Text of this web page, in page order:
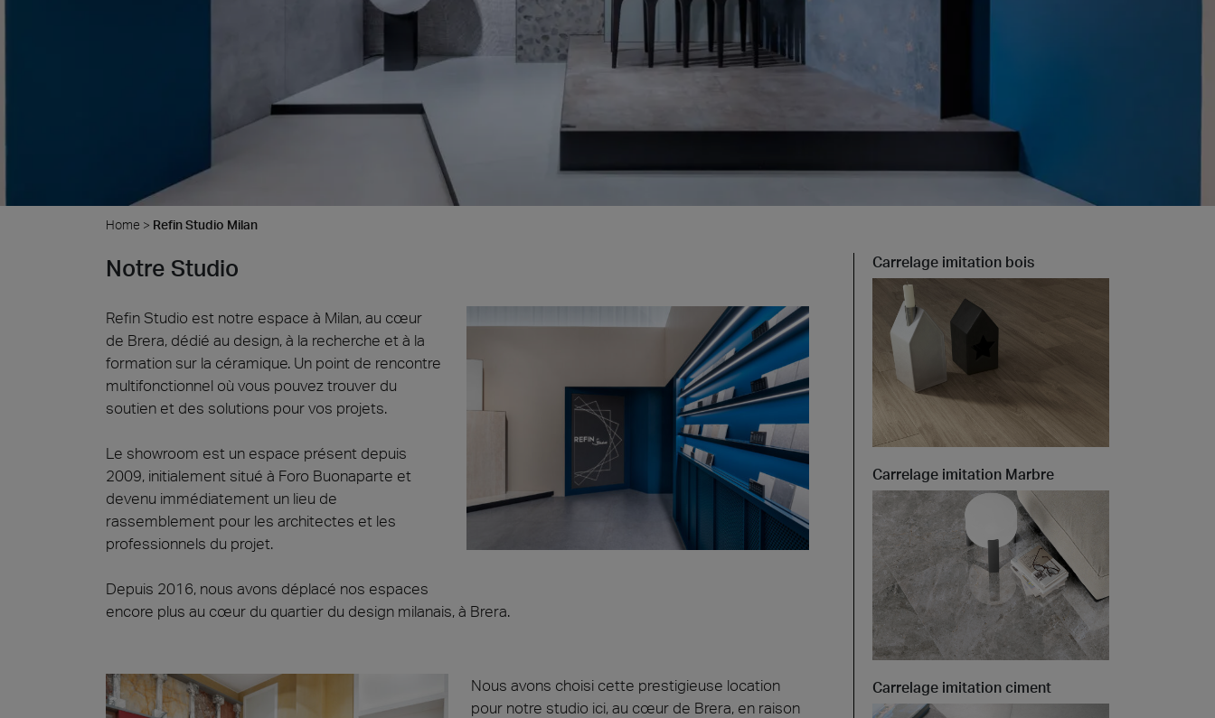
Unconventional
Cersaie 2026
Nous serons présents au Cersaie 2026 avec des solutions
distinctives pour le monde de l’architecture. Nous vous
attendons sur notre stand !
Architect at Work – Prague 2026
Venez découvrir nos collections à Architect at Work à Prague, en
République tchèque. Rendez-nous visite au stand 49 les 17 et 18
Architect at Work –
Varsovie 2026
Bruxelles 2026
Home > Refin Studio Milan
Notre Studio
Refin Studio est notre espace à Milan, au cœur
de Brera, dédié au design, à la recherche et à la
formation sur la céramique. Un point de rencontre
multifonctionnel où vous pouvez trouver du
soutien et des solutions pour vos projets.
Le showroom est un espace présent depuis
2009, initialement situé à Foro Buonaparte et
devenu immédiatement un lieu de
rassemblement pour les architectes et les
professionnels du projet.
Depuis 2016, nous avons déplacé nos espaces
encore plus au cœur du quartier du design milanais, à Brera.
Nous avons choisi cette prestigieuse location
pour notre studio ici, au cœur de Brera, en raison
Carrelage imitation bois
Carrelage imitation Marbre
Carrelage imitation ciment